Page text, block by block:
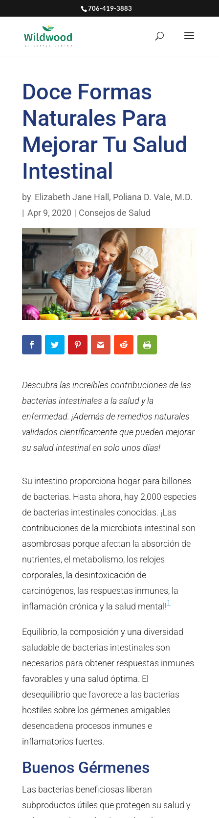
706-419-3883
Doce Formas
Naturales Para
Mejorar Tu Salud
Intestinal
by Elizabeth Jane Hall , Poliana D. Vale, M.D.
| Apr 9, 2020 | Consejos de Salud
Descubra las increíbles contribuciones de las
bacterias intestinales a la salud y la
enfermedad. ¡Además de remedios naturales
validados científicamente que pueden mejorar
su salud intestinal en solo unos días!
Su intestino proporciona hogar para billones
de bacterias. Hasta ahora, hay 2,000 especies
de bacterias intestinales conocidas. ¡Las
contribuciones de la microbiota intestinal son
asombrosas porque afectan la absorción de
nutrientes, el metabolismo, los relojes
corporales, la desintoxicación de
carcinógenos, las respuestas inmunes, la
inflamación crónica y la salud mental!1
Equilibrio, la composición y una diversidad
saludable de bacterias intestinales son
necesarios para obtener respuestas inmunes
favorables y una salud óptima. El
desequilibrio que favorece a las bacterias
hostiles sobre los gérmenes amigables
desencadena procesos inmunes e
inflamatorios fuertes.
Buenos Gérmenes
Las bacterias beneficiosas liberan
subproductos útiles que protegen su salud y